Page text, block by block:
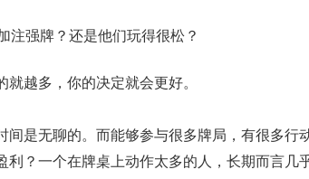
注强牌？还是他们玩得很松？
越多，你的决定就会更好。
是无聊的。而能够参与很多牌局，有很多行
？一个在牌桌上动作太多的人，长期而言几